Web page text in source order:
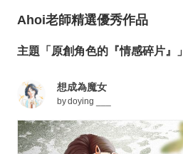
Ahoi老師精選優秀作品
主題「原創角色的『情感碎片』」
想成為魔女
bydoying ___